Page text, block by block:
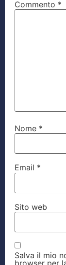
Commento *
Nome *
Email *
Sito web
Salva il mio
browser per